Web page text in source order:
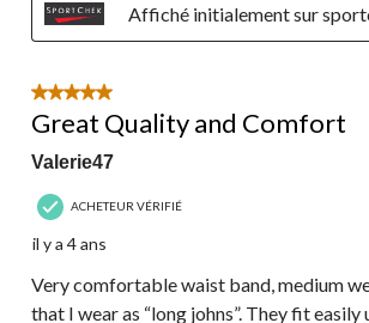
Affiché initialement sur
5 étoile(s) sur 5.
Great Quality and Comfort
Valerie47
ACHETEUR VÉRIFIÉ
il y a 4 ans
Very comfortable waist band, medium
that I wear as “long johns”. They fit easily